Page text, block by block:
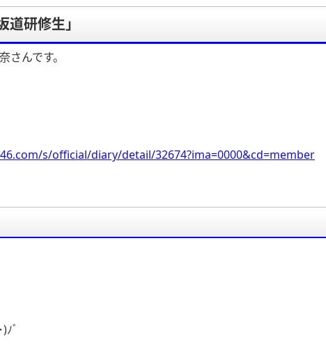
研修生」
さんです。
s/official/diary/detail/32674?ima=0000&cd=member
ﾉﾞ